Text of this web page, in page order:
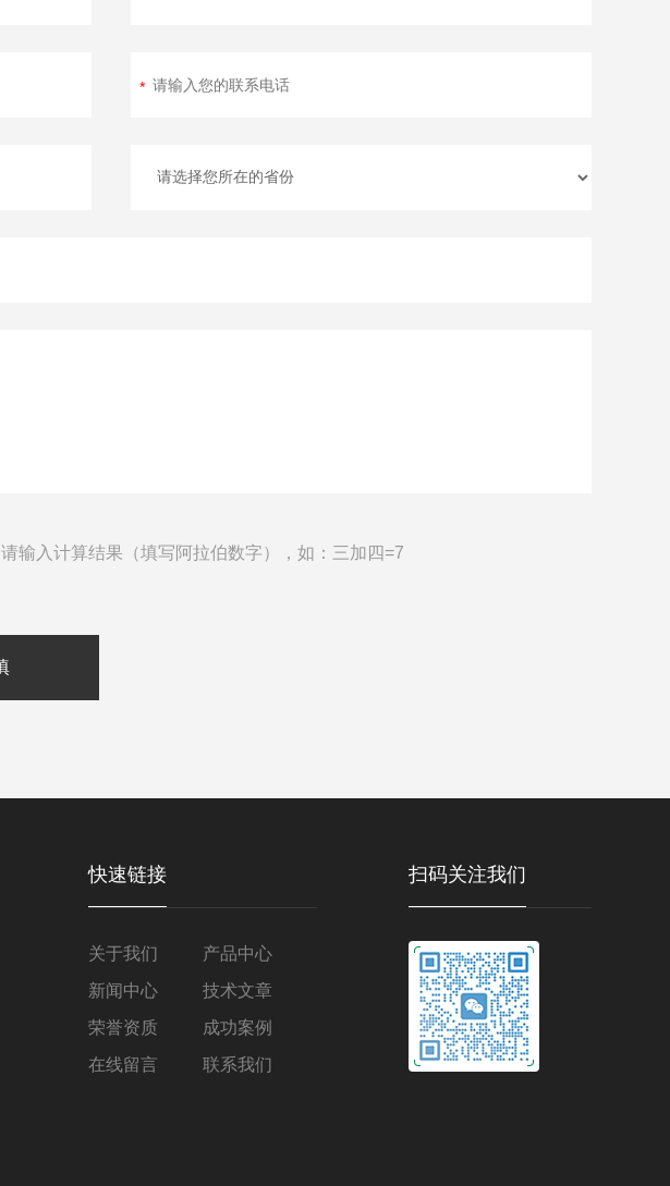
请输入计算结果（填写阿拉伯数字），如：三加四=7
快速链接
关于我们
产品中心
新闻中心
技术文章
荣誉资质
成功案例
在线留言
联系我们
扫码关注我们